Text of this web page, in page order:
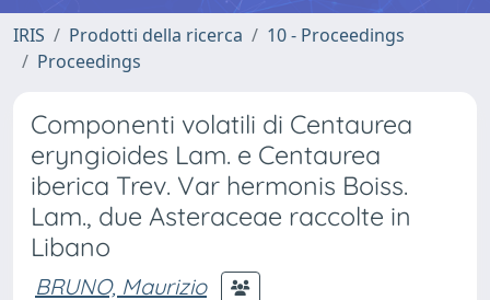
IRIS Prodotti della ricerca
10 - Proceedings
Proceedings
Componenti volatili di Centaurea
eryngioides Lam. e Centaurea
iberica Trev. Var hermonis Boiss.
Lam., due Asteraceae raccolte in
Libano
BRUNO, Maurizio